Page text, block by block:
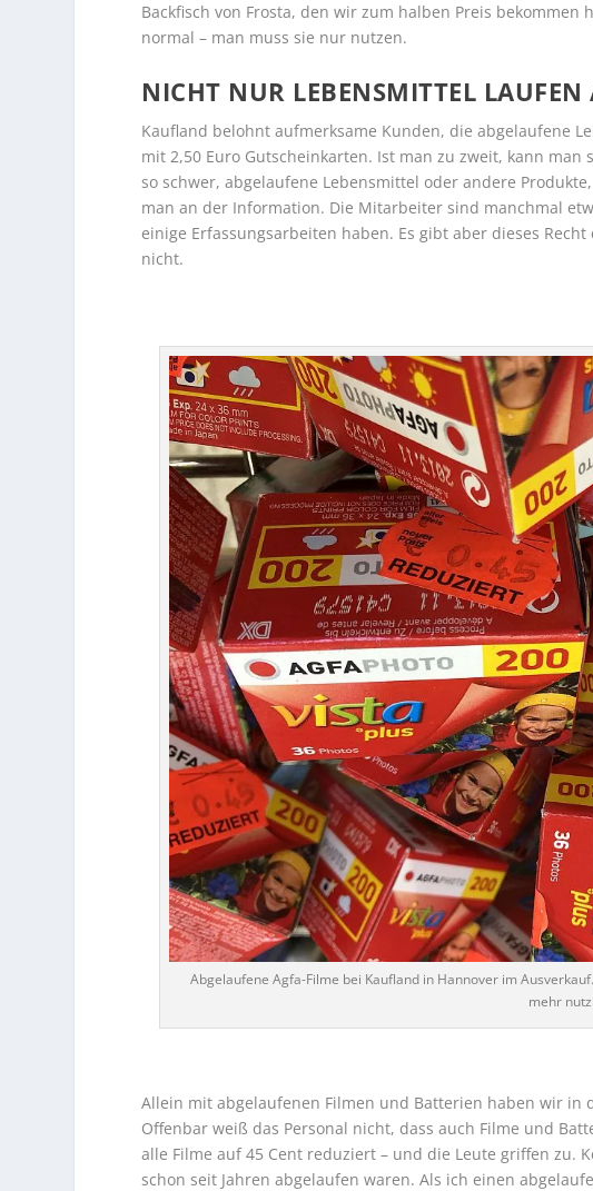
Backfisch von Frosta, den wir zum halben Preis bekommen
normal – man muss sie nur nutzen.
NICHT NUR LEBENSMITTEL
Kaufland belohnt aufmerksame Kunden, die abgelaufene
mit 2,50 Euro Gutscheinkarten. Ist man zu zweit, kann
so schwer, abgelaufene Lebensmittel oder andere
man an der Information. Die Mitarbeiter sind manchmal
einige Erfassungsarbeiten haben. Es gibt aber dieses
nicht.
Abgelaufene Agfa-Filme bei Kaufland in Hannover im
mehr
Allein mit abgelaufenen Filmen und Batterien haben wir in
Offenbar weiß das Personal nicht, dass auch Filme und
alle Filme auf 45 Cent reduziert – und die Leute griffen zu.
schon seit Jahren abgelaufen waren. Als ich einen